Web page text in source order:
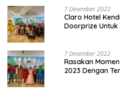
7 Desember 2022
Claro Hotel
Doorprize Untuk
7 Desember 2022
Rasakan
2023 Dengan